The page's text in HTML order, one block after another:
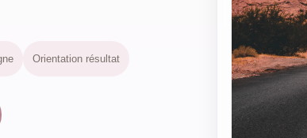
Orientation résultat